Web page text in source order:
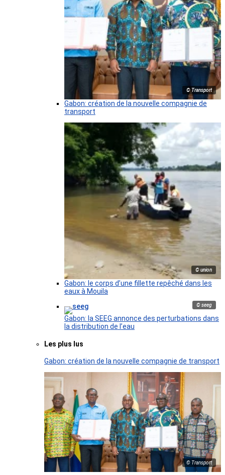
© Transport
Gabon: création de la nouvelle compagnie de
transport
© union
Gabon: le corps d’une fillette repêché dans les
eaux à Mouila
© seeg
Gabon: la SEEG annonce des perturbations dans
la distribution de l’eau
Les plus lus
Gabon: création de la nouvelle compagnie de transport
© Transport